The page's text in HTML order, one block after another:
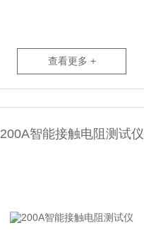
查看更多 +
200A智能接触电阻测试仪